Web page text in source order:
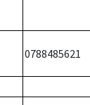
0788485621